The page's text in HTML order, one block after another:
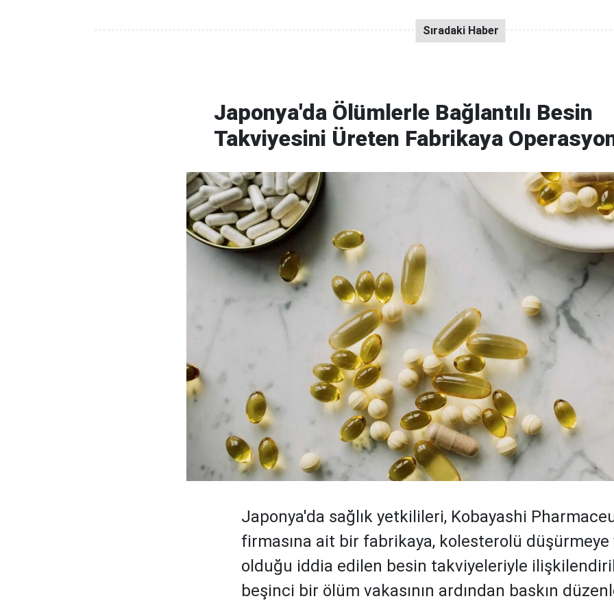
Japonya'da Ölümlerle Bağlantılı Besin
Takviyesini Üreten Fabrikaya
Japonya'da sağlık yetkilileri, Kobayashi
firmasına ait bir fabrikaya, kolesterolü düşürmeye
olduğu iddia edilen besin takviyeleriyle
beşinci bir ölüm vakasının ardından baskın